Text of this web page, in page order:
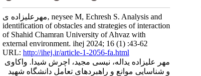
مهرعلیزاده ی, neysee M, Echresh S. Analysis and
identification of obstacles and strategies of interaction
of Shahid Chamran University of Ahvaz with
external environment. ihej 2024; 16 (1) :43-62
URL: http://ihej.ir/article-1-2056-fa.html
مهر علیزاده یداله، نیسی مجید، اچرش شیدا. واکاوی
و شناسایی موانع و راهبردهای تعامل دانشگاه شهید